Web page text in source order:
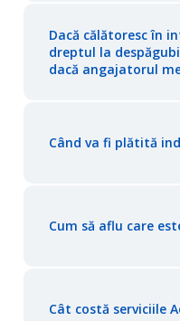
Dacă călătoresc în
dreptul la
dacă angajatorul
Când va fi plătită
Cum să aflu care
Cât costă serviciile